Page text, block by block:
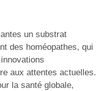
un substrat
des homéopathes, qui
aux attentes actuelles.
la santé globale,